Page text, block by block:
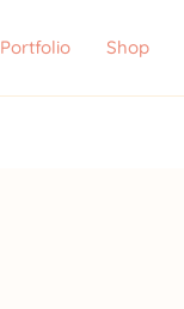
Portfolio Shop